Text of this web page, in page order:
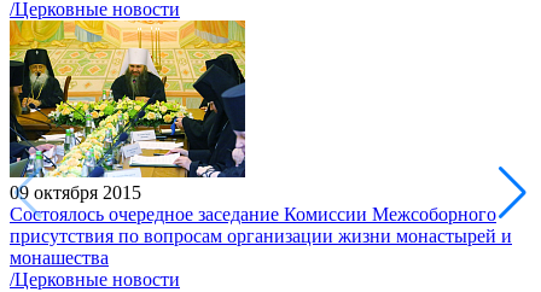
/Церковные новости
09 октября 2015
Состоялось очередное заседание Комиссии Межсоборного
присутствия по вопросам организации жизни монастырей и
монашества
/Церковные новости